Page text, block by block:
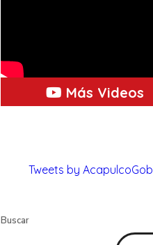
Más Videos
Tweets by AcapulcoGob
Buscar